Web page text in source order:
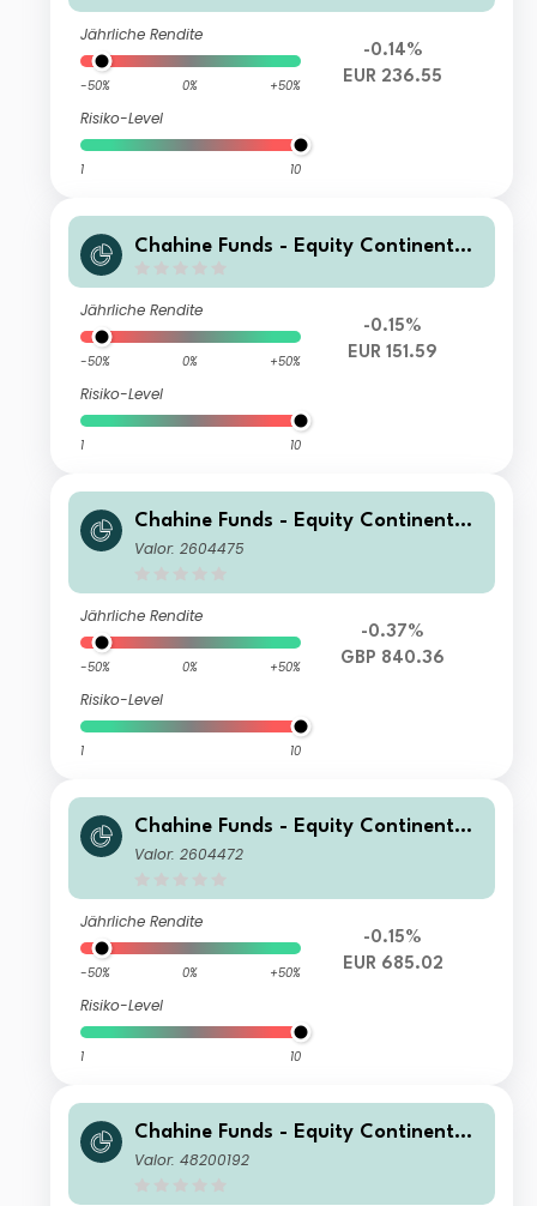
Jährliche Rendite
-50% 0% +50%
Risiko-Level
1 10
-0.14%
EUR 236.55
Chahine Funds - Equity Continental
Jährliche Rendite
-50% 0% +50%
Risiko-Level
1 10
-0.15%
EUR 151.59
Chahine Funds - Equity Continental
Europe GBP
Valor: 2604475
Jährliche Rendite
-50% 0% +50%
Risiko-Level
1 10
-0.37%
GBP 840.36
Chahine Funds - Equity Continental
Europe Acc
Valor: 2604472
Jährliche Rendite
-50% 0% +50%
Risiko-Level
1 10
-0.15%
EUR 685.02
Chahine Funds - Equity Continental
Europe P
Valor: 48200192